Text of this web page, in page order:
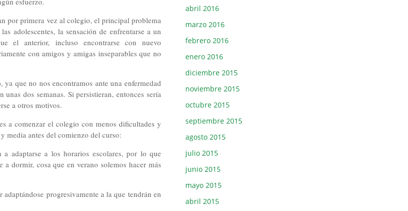
por primera vez al colegio, el principal problema
adolescentes, la sensación de enfrentarse a un
el anterior, incluso encontrarse con nuevo
con amigos y amigas inseparables que no
que no nos encontramos ante una enfermedad
dos semanas. Si persistieran, entonces sería
a otros motivos.
a comenzar el colegio con menos dificultades y
media antes del comienzo del curso:
adaptarse a los horarios escolares, por lo que
dormir, cosa que en verano solemos hacer más
progresivamente a la que tendrán en
abril 2016
marzo 2016
febrero 2016
enero 2016
diciembre 2015
noviembre 2015
octubre 2015
septiembre 2015
agosto 2015
julio 2015
junio 2015
mayo 2015
abril 2015